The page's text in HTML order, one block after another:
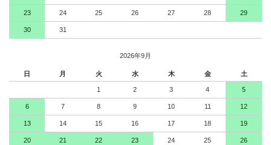
23 24 25 26 27 28 29
30 31
2026年9月
日 月 火 水 木 金 土
1 2 3 4 5
6 7 8 9 10 11 12
13 14 15 16 17 18 19
20 21 22 23 24 25 26